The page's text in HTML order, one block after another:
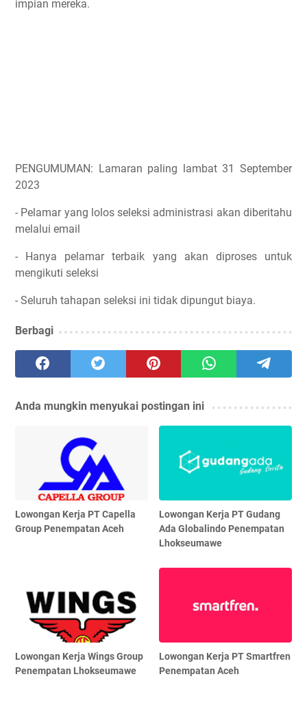
impian mereka.
PENGUMUMAN: Lamaran paling lambat 31 September
2023
- Pelamar yang lolos seleksi administrasi akan diberitahu
melalui email
- Hanya pelamar terbaik yang akan diproses untuk
mengikuti seleksi
- Seluruh tahapan seleksi ini tidak dipungut biaya.
Berbagi
Anda mungkin menyukai postingan ini
Lowongan Kerja PT Capella
Group Penempatan Aceh
Lowongan Kerja PT Gudang
Ada Globalindo Penempatan
Lhokseumawe
Lowongan Kerja Wings Group
Penempatan Lhokseumawe
Lowongan Kerja PT Smartfren
Penempatan Aceh